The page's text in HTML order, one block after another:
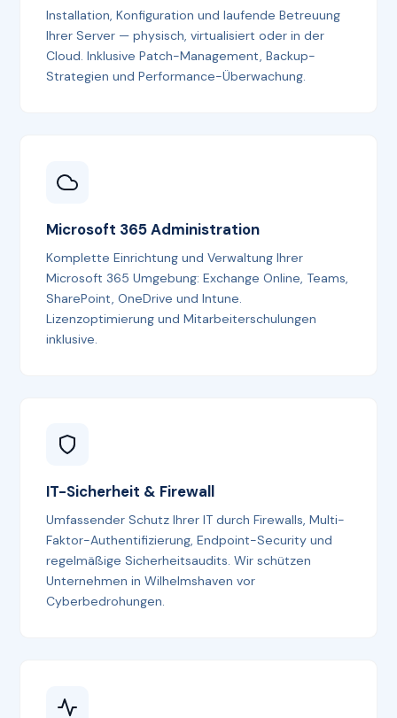
Installation, Konfiguration und laufende Betreuung
Ihrer Server — physisch, virtualisiert oder in der
Cloud. Inklusive Patch-Management, Backup-
Strategien und Performance-Überwachung.
Microsoft 365 Administration
Komplette Einrichtung und Verwaltung Ihrer
Microsoft 365 Umgebung: Exchange Online, Teams,
SharePoint, OneDrive und Intune.
Lizenzoptimierung und Mitarbeiterschulungen
inklusive.
IT-Sicherheit & Firewall
Umfassender Schutz Ihrer IT durch Firewalls, Multi-
Faktor-Authentifizierung, Endpoint-Security und
regelmäßige Sicherheitsaudits. Wir schützen
Unternehmen in Wilhelmshaven vor
Cyberbedrohungen.